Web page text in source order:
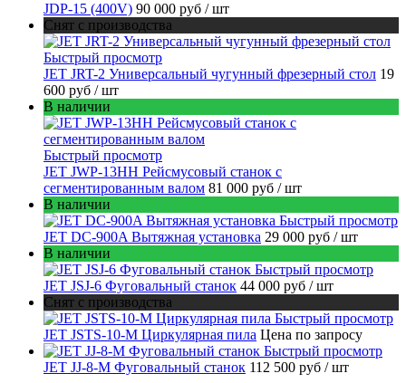
JDP-15 (400V) 90 000 руб / шт
Снят с производства
Быстрый просмотр
JET JRT-2 Универсальный чугунный фрезерный стол 19
600 руб / шт
В наличии
Быстрый просмотр
JET JWP-13HH Рейсмусовый станок с
сегментированным валом 81 000 руб / шт
В наличии
Быстрый просмотр
JET DC-900A Вытяжная установка 29 000 руб / шт
В наличии
Быстрый просмотр
JET JSJ-6 Фуговальный станок 44 000 руб / шт
Снят с производства
Быстрый просмотр
JET JSTS-10-M Циркулярная пила Цена по запросу
Быстрый просмотр
JET JJ-8-M Фуговальный станок 112 500 руб / шт